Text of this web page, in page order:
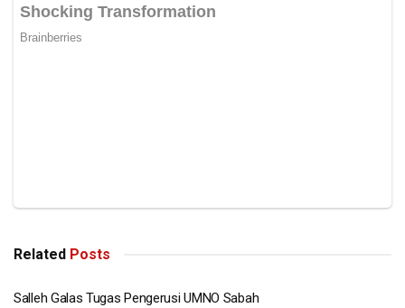
Tags: Calon PRU14 Datuk Seri Dr Salleh Said Keruak
Related Posts
Salleh Galas Tugas Pengerusi UMNO Sabah